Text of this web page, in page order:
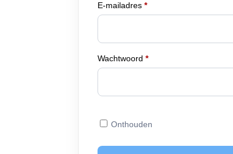
E-mailadres*
Wachtwoord*
Onthouden